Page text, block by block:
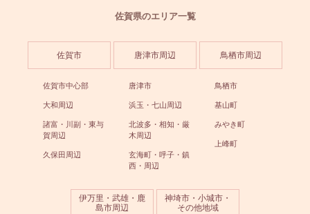
佐賀県のエリア一覧
佐賀市
佐賀市中心部
大和周辺
諸富・川副・東与
賀周辺
久保田周辺
唐津市周辺
唐津市
浜玉・七山周辺
北波多・相知・厳
木周辺
玄海町・呼子・鎮
西・周辺
鳥栖市周辺
鳥栖市
基山町
みやき町
上峰町
伊万里・武雄・鹿
島市周辺
神埼市・小城市・
その他地域